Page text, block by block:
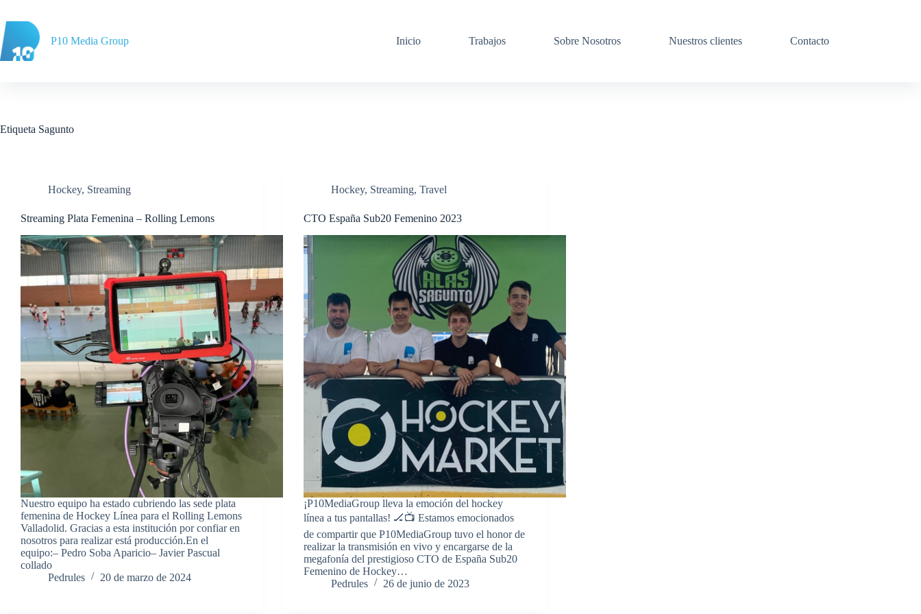
contenido
P10 Media Group
Inicio Trabajos Sobre Nosotros Nuestros clientes Contacto
Etiqueta Sagunto
Hockey, Streaming
Streaming Plata Femenina – Rolling Lemons
Nuestro equipo ha estado cubriendo las sede plata
femenina de Hockey Línea para el Rolling Lemons
Valladolid. Gracias a esta institución por confiar en
nosotros para realizar está producción.En el
equipo:– Pedro Soba Aparicio– Javier Pascual
collado
Pedrules
20 de marzo de 2024
Hockey, Streaming,Travel
CTO España Sub20 Femenino 2023
¡P10MediaGroup lleva la emoción del hockey
línea a tus pantallas! 🏒📺 Estamos emocionados
de compartir que P10MediaGroup tuvo el honor de
realizar la transmisión en vivo y encargarse de la
megafonía del prestigioso CTO de España Sub20
Femenino de Hockey…
Pedrules
26 de junio de 2023